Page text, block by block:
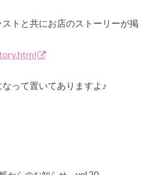
トと共にお店のストーリーが掲
って置いてありますよ♪